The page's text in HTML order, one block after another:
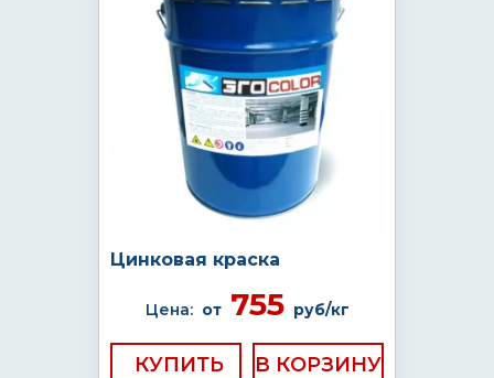
Цинковая краска
Цена: от755 руб/кг
КУПИТЬ